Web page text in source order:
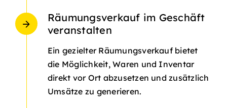
Räumungsverkauf im Geschäft
veranstalten
Ein gezielter Räumungsverkauf bietet
die Möglichkeit, Waren und Inventar
direkt vor Ort abzusetzen und zusätzlich
Umsätze zu generieren.